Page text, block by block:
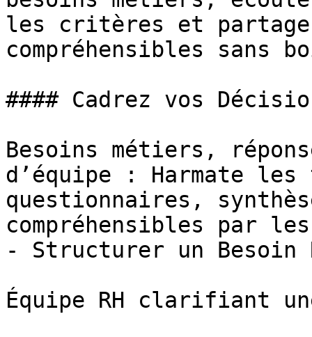
les critères et
compréhensibles sans
#### Cadrez vos
Besoins métiers,
d’équipe : Harmate les
questionnaires,
compréhensibles par
- Structurer un Besoin
Équipe RH clarifiant